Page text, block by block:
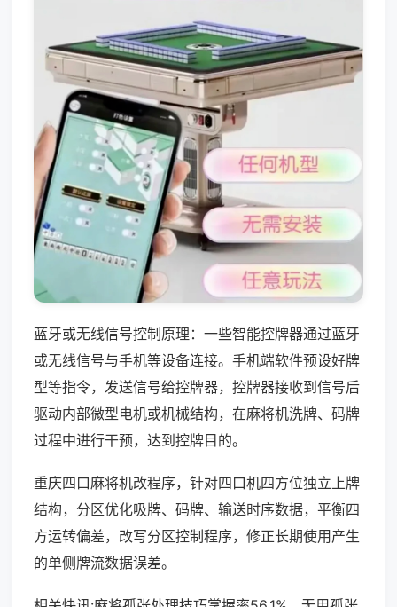
蓝牙或无线信号控制原理：一些智能控牌器通过蓝牙
或无线信号与手机等设备连接。手机端软件预设好牌
型等指令，发送信号给控牌器，控牌器接收到信号后
驱动内部微型电机或机械结构，在麻将机洗牌、码牌
过程中进行干预，达到控牌目的。
重庆四口麻将机改程序，针对四口机四方位独立上牌
结构，分区优化吸牌、码牌、输送时序数据，平衡四
方运转偏差，改写分区控制程序，修正长期使用产生
的单侧牌流数据误差。